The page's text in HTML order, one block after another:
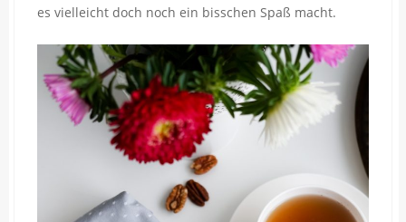
es vielleicht doch noch ein bisschen Spaß macht.